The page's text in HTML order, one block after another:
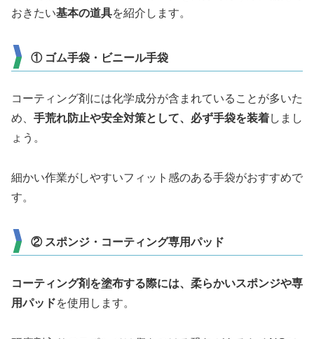
おきたい基本の道具を紹介します。
① ゴム手袋・ビニール手袋
コーティング剤には化学成分が含まれていることが多いた
め、 手荒れ防止や安全対策として、必ず手袋を装着しまし
ょう。
細かい作業がしやすいフィット感のある手袋がおすすめで
す。
② スポンジ・コーティング専用パッド
コーティング剤を塗布する際には、柔らかいスポンジや専
用パッドを使用します。